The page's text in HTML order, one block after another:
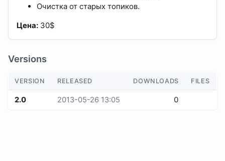
Очистка от старых топиков.
Цена: 30$
Versions
VERSION RELEASED DOWNLOADS FILES
2.0 2013-05-26 13:05 0